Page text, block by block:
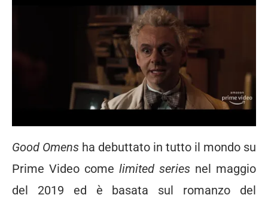
Good Omens ha debuttato in tutto il mondo su
Prime Video come limited series nel maggio
del 2019 ed è basata sul romanzo del